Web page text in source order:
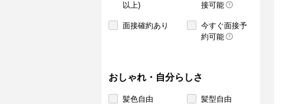
以上)
接可能
面接確約あり
今すぐ面接予
約可能
おしゃれ・自分らしさ
髪色自由 髪型自由